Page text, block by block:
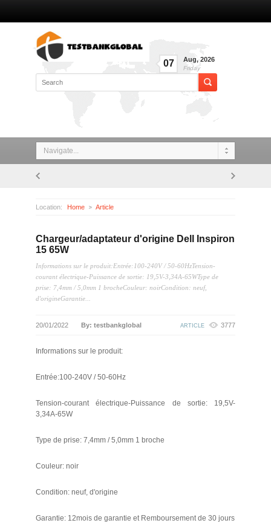
07 Aug, 2026
Friday
Navigate...
Location: Home Article
Chargeur/adaptateur d'origine Dell Inspiron
15 65W
Informations sur le produit:Entrée:100-240V / 50-60HzTension-
courant électrique-Puissance de sortie: 19,5V-3,34A-65WType de
prise: 7,4mm / 5,0mm 1 brocheCouleur: noirCondition: neuf,
d'origineGarantie...
20/01/2022 By: testbankglobal ARTICLE 3777
Informations sur le produit:
Entrée:100-240V / 50-60Hz
Tension-courant électrique-Puissance de sortie: 19,5V-
3,34A-65W
Type de prise: 7,4mm / 5,0mm 1 broche
Couleur: noir
Condition: neuf, d'origine
Garantie: 12mois de garantie et Remboursement de 30 jours